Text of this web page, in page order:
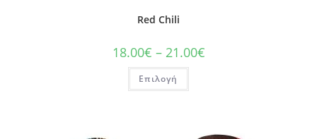
Red Chili
18.00€ – 21.00€
Επιλογή